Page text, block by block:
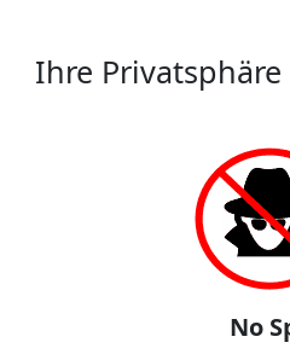
Ihre
No